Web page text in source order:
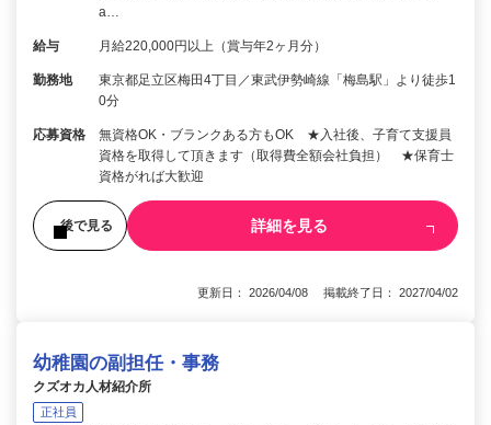
a…
給与 月給220,000円以上（賞与年2ヶ月分）
勤務地
東京都足立区梅田4丁目／東武伊勢崎線「梅島駅」より徒歩1
0分
応募資格
無資格OK・ブランクある方もOK ★入社後、子育て支援員
資格を取得して頂きます（取得費全額会社負担） ★保育士
資格がれば大歓迎
後で見る 詳細を見る
更新日： 2026/04/08 掲載終了日： 2027/04/02
幼稚園の副担任・事務
クズオカ人材紹介所
正社員